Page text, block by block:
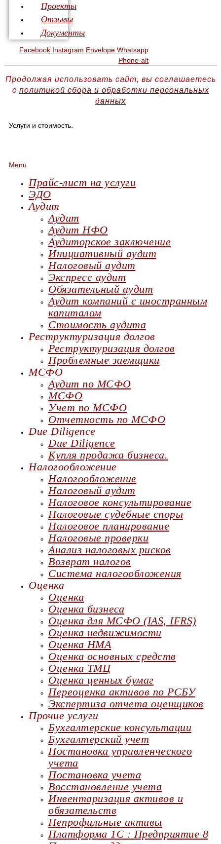
Проекты
Отзывы
Документы
Facebook Instagram Envelope Whatsapp
Phone-alt
Продолжая использовать сайт, вы соглашаетесь
с политикой сбора и обработки персональных
данных
Услуги и стоимость.
Menu
Прайс-лист на услуги
ЭДО
Аудит
Аудит
Аудит НФО
Аудиторское заключение
Инициативный аудит
Налоговый аудит
Экспресс аудит
Обязательный аудит
Аудит компаний с иностранным
капиталом
Стоимость аудита
Реструктуризация долгов
Реструктуризация долгов
Проблемные заемщики
МСФО
Аудит по МСФО
МСФО
Учет по МСФО
Отчетность по МСФО
Due Diligence
Due Diligence
Купля продажа бизнеса.
Налогообложение
Налогообложение
Налоговый аудит
Налоговое консультирование
Налоговые судебные споры
Налоговое планирование
Налоговые проверки
Анализ налоговых рисков
Возврат налогов
Система налогообложения
Оценка
Оценка
Оценка бизнеса
Оценка для МСФО (IAS, IFRS)
Оценка недвижимости
Оценка НМА
Оценка основных средств
Оценка ТМЦ
Оценка ценных бумаг
Переоценка активов по РСБУ
Экспертиза отчета оценщиков
Прочие услуги
Бухгалтерские консультации
Бухгалтерский учет
Постановка управленческого
учета
Постановка учета
Восстановление учета
Инвентаризация активов и
обязательств
Непрофильные активы
Платформа 1С : Предприятие 8